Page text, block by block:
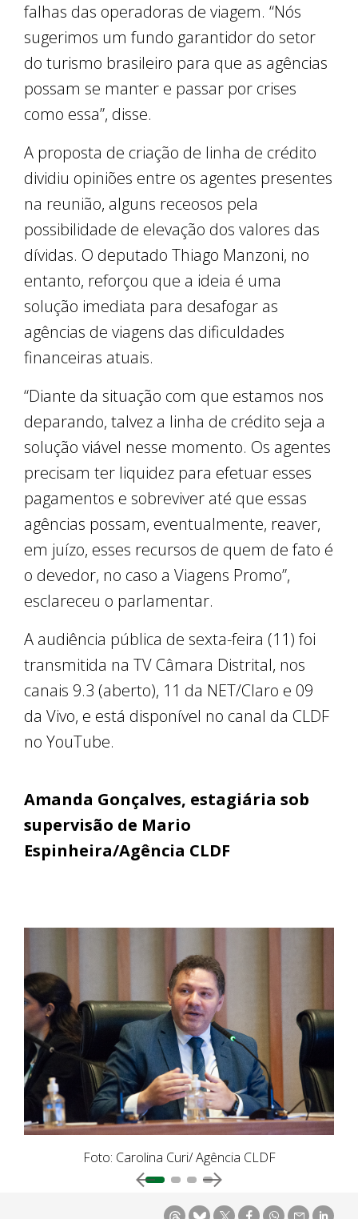
falhas das operadoras de viagem. “Nós
sugerimos um fundo garantidor do setor
do turismo brasileiro para que as agências
possam se manter e passar por crises
como essa”, disse.
A proposta de criação de linha de crédito
dividiu opiniões entre os agentes presentes
na reunião, alguns receosos pela
possibilidade de elevação dos valores das
dívidas. O deputado Thiago Manzoni, no
entanto, reforçou que a ideia é uma
solução imediata para desafogar as
agências de viagens das dificuldades
financeiras atuais.
“Diante da situação com que estamos nos
deparando, talvez a linha de crédito seja a
solução viável nesse momento. Os agentes
precisam ter liquidez para efetuar esses
pagamentos e sobreviver até que essas
agências possam, eventualmente, reaver,
em juízo, esses recursos de quem de fato é
o devedor, no caso a Viagens Promo”,
esclareceu o parlamentar.
A audiência pública de sexta-feira (11) foi
transmitida na TV Câmara Distrital, nos
canais 9.3 (aberto), 11 da NET/Claro e 09
da Vivo, e está disponível no canal da CLDF
no YouTube.
Amanda Gonçalves, estagiária sob
supervisão de Mario
Espinheira/Agência CLDF
Foto: Carolina Curi/ Agência CLDF